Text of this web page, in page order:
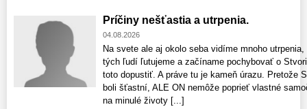
Príčiny nešťastia a utrpenia.
04.08.2026
Na svete ale aj okolo seba vidíme mnoho
tých ľudí ľutujeme a začíname pochybovať o
toto dopustiť. A práve tu je kameň úrazu. Pretože
boli šťastní, ALE ON nemôže poprieť vlastné
na minulé životy [...]